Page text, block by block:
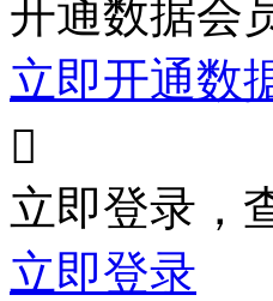
开通数据会
立即开通数

立即登录，
立即登录